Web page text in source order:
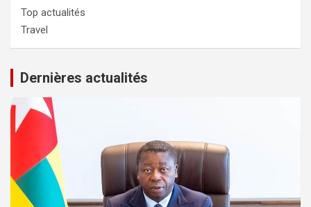
Top actualités
Travel
Dernières actualités